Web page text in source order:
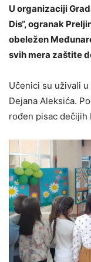
U organizaciji
Dis“, ogranak
obeležen
svih mera zaštite
Učenici su uživali
Dejana Aleksića.
rođen pisac dečijih